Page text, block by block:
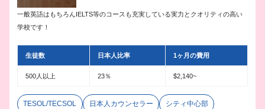
一般英語はもちろんIELTS等のコースも充実している実力とクオリティの高い
学校です！
生徒数 日本人比率 1ヶ月の費用
500人以上 23％ $2,140~
TESOL/TECSOL 日本人カウンセラー シティ中心部